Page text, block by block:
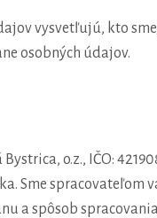
vysvetľujú, kto
osobných údajov.
o.z., IČO:
Sme spracovateľom
a spôsob